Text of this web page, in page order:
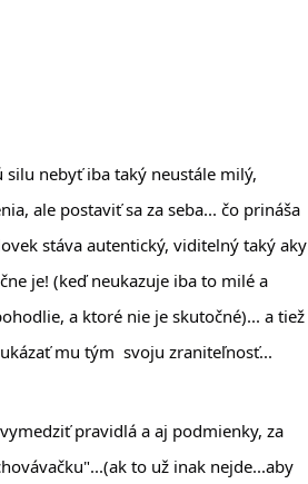
nebyť iba taký neustále milý,
ale postaviť sa za seba... čo prináša
stáva autentický, viditelný taký aky
je! (keď neukazuje iba to milé a
a ktoré nie je skutočné)... a tiež
mu tým  svoju zraniteľnosť...
pravidlá a aj podmienky, za
to už inak nejde...aby